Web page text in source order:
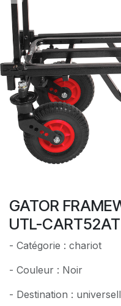
GATOR
UTL-CART52AT
- Catégorie : chariot
- Couleur : Noir
- Destination :